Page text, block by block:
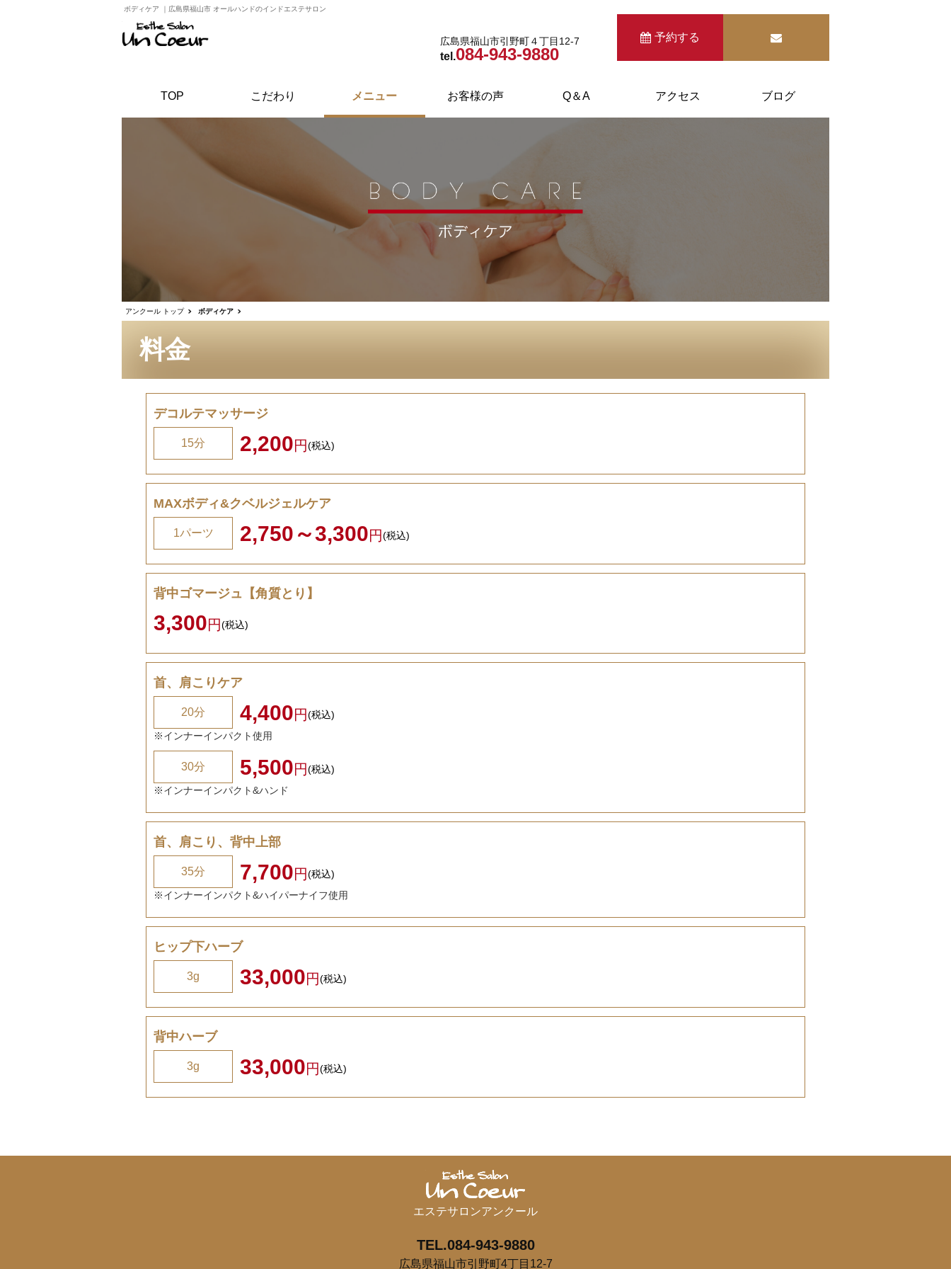
ボディケア ｜ 広島県福山市 オールハンドのインドエステサロン
広島県福山市引野町４丁目12-7
tel.084-943-9880
予約する
TOP こだわり メニュー お客様の声 Q＆A アクセス ブログ
アンクール トップ ボディケア
料金
デコルテマッサージ
15分 2,200円(税込)
MAXボディ&クベルジェルケア
1パーツ 2,750～3,300円(税込)
背中ゴマージュ【角質とり】
3,300円(税込)
首、肩こりケア
20分 4,400円(税込)
※インナーインパクト使用
30分 5,500円(税込)
※インナーインパクト&ハンド
首、肩こり、背中上部
35分 7,700円(税込)
※インナーインパクト&ハイパーナイフ使用
ヒップ下ハーブ
3g 33,000円(税込)
背中ハーブ
3g 33,000円(税込)
エステサロンアンクール
TEL.084-943-9880
広島県福山市引野町4丁目12-7